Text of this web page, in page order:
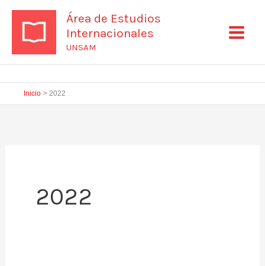
contenido
Área de Estudios
Internacionales
UNSAM
Inicio 2022
2022